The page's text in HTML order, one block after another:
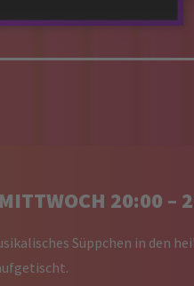
20:00 –
Süppchen in den